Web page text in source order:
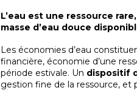
L’eau est une ressource
masse d’eau douce
Les économies d’eau
financière, économie d’une
période estivale. Un dispositif
gestion fine de la ressource,